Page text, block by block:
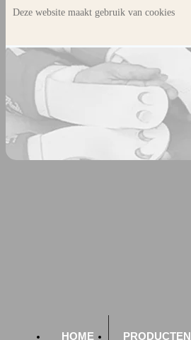
HOME PRODUCTEN
Deze website maakt gebruik van cookies